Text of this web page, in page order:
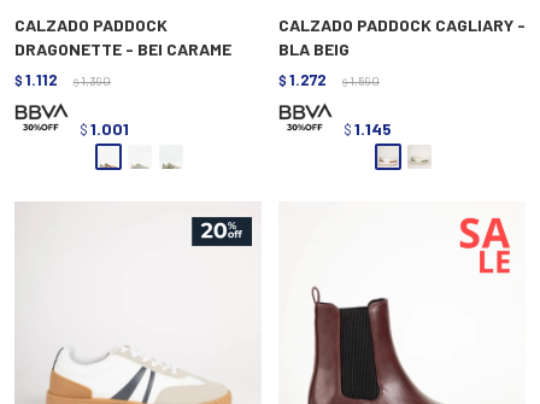
CALZADO PADDOCK
DRAGONETTE - BEI CARAME
$ 1.112 $ 1.390
$ 1.001
CALZADO PADDOCK CAGLIARY -
BLA BEIG
$ 1.272 $ 1.590
$ 1.145